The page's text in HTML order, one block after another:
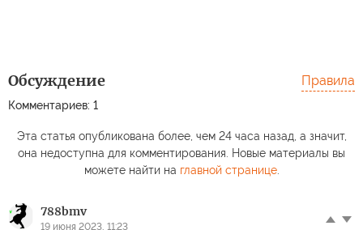
Обсуждение
Комментариев: 1
Правила
Эта статья опубликована более, чем 24 часа назад, а значит,
она недоступна для комментирования. Новые материалы вы
можете найти на главной странице.
788bmv
19 июня 2023, 11:23